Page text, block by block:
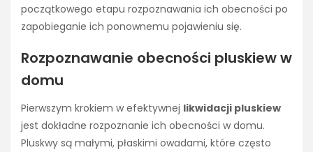
początkowego etapu rozpoznawania ich obecności po
zapobieganie ich ponownemu pojawieniu się.
Rozpoznawanie obecności pluskiew w
domu
Pierwszym krokiem w efektywnej likwidacji pluskiew
jest dokładne rozpoznanie ich obecności w domu.
Pluskwy są małymi, płaskimi owadami, które często